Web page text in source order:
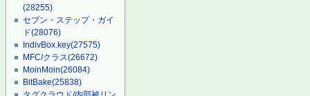
(28255)
セブン・ステップ・ガイ
ド(28076)
IndivBox.key(27575)
MFC/クラス(26672)
MoinMoin(26084)
BitBake(25838)